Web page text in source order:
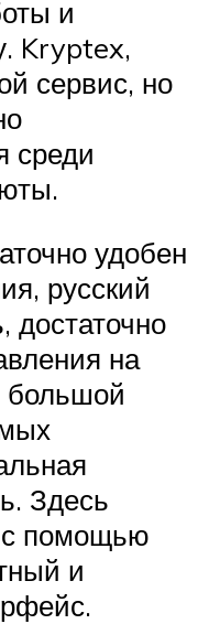
и
Kryptex,
сервис, но
среди
удобен
русский
достаточно
на
большой
Здесь
с помощью
и